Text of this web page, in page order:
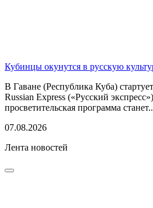
Кубинцы окунутся в русскую
В Гаване (Республика Куба)
Russian Express («Русский
просветительская программа
07.08.2026
Лента новостей